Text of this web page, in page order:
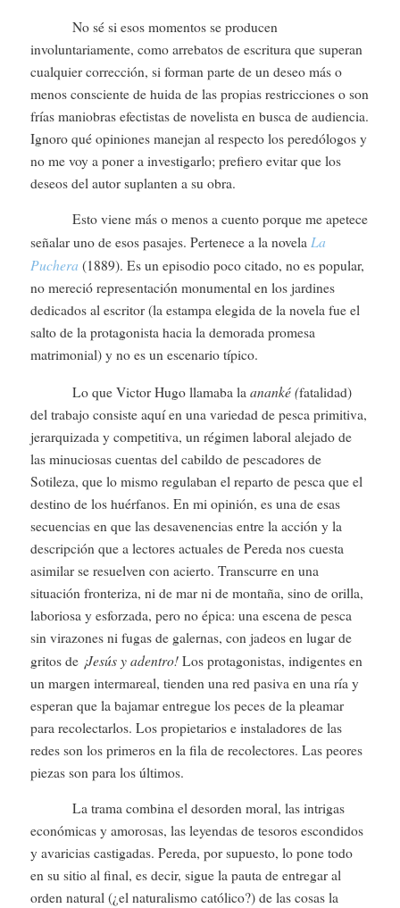
No sé si esos momentos se producen
involuntariamente, como arrebatos de escritura que superan
cualquier corrección, si forman parte de un deseo más o
menos consciente de huida de las propias restricciones o son
frías maniobras efectistas de novelista en busca de audiencia.
Ignoro qué opiniones manejan al respecto los peredólogos y
no me voy a poner a investigarlo; prefiero evitar que los
deseos del autor suplanten a su obra.
Esto viene más o menos a cuento porque me apetece
señalar uno de esos pasajes. Pertenece a la novelaLa
Puchera (1889). Es un episodio poco citado, no es popular,
no mereció representación monumental en los jardines
dedicados al escritor (la estampa elegida de la novela fue el
salto de la protagonista hacia la demorada promesa
matrimonial) y no es un escenario típico.
Lo que Victor Hugo llamaba la ananké (fatalidad)
del trabajo consiste aquí en una variedad de pesca primitiva,
jerarquizada y competitiva, un régimen laboral alejado de
las minuciosas cuentas del cabildo de pescadores de
Sotileza, que lo mismo regulaban el reparto de pesca que el
destino de los huérfanos. En mi opinión, es una de esas
secuencias en que las desavenencias entre la acción y la
descripción que a lectores actuales de Pereda nos cuesta
asimilar se resuelven con acierto. Transcurre en una
situación fronteriza, ni de mar ni de montaña, sino de orilla,
laboriosa y esforzada, pero no épica: una escena de pesca
sin virazones ni fugas de galernas, con jadeos en lugar de
gritos de ¡Jesús y adentro! Los protagonistas, indigentes en
un margen intermareal, tienden una red pasiva en una ría y
esperan que la bajamar entregue los peces de la pleamar
para recolectarlos. Los propietarios e instaladores de las
redes son los primeros en la fila de recolectores. Las peores
piezas son para los últimos.
La trama combina el desorden moral, las intrigas
económicas y amorosas, las leyendas de tesoros escondidos
y avaricias castigadas. Pereda, por supuesto, lo pone todo
en su sitio al final, es decir, sigue la pauta de entregar al
orden natural (¿el naturalismo católico?) de las cosas la